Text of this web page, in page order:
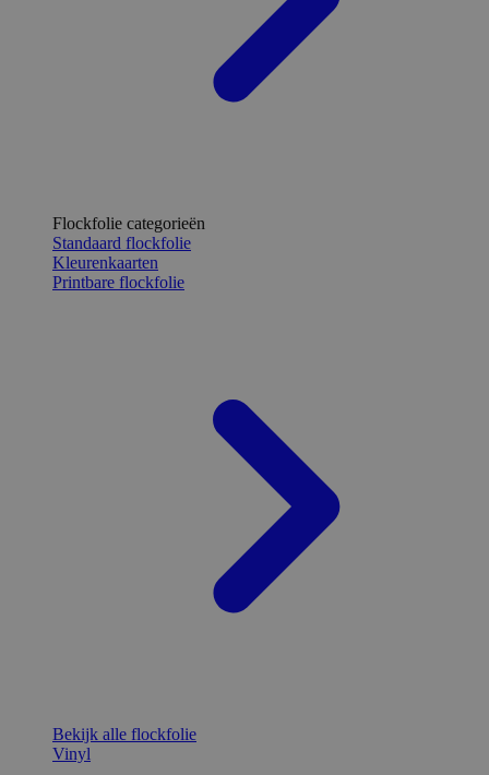
Flockfolie categorieën
Standaard flockfolie
Kleurenkaarten
Printbare flockfolie
Bekijk alle flockfolie
Vinyl